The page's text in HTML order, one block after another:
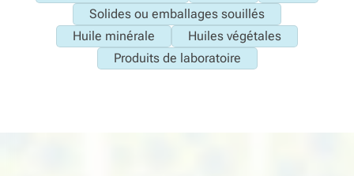
Solides ou emballages souillés
Huile minérale
Huiles végétales
Produits de laboratoire